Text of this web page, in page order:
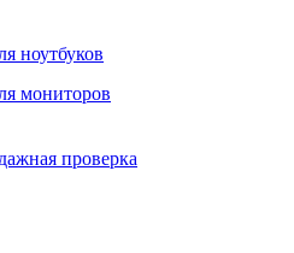
ноутбуков
мониторов
проверка